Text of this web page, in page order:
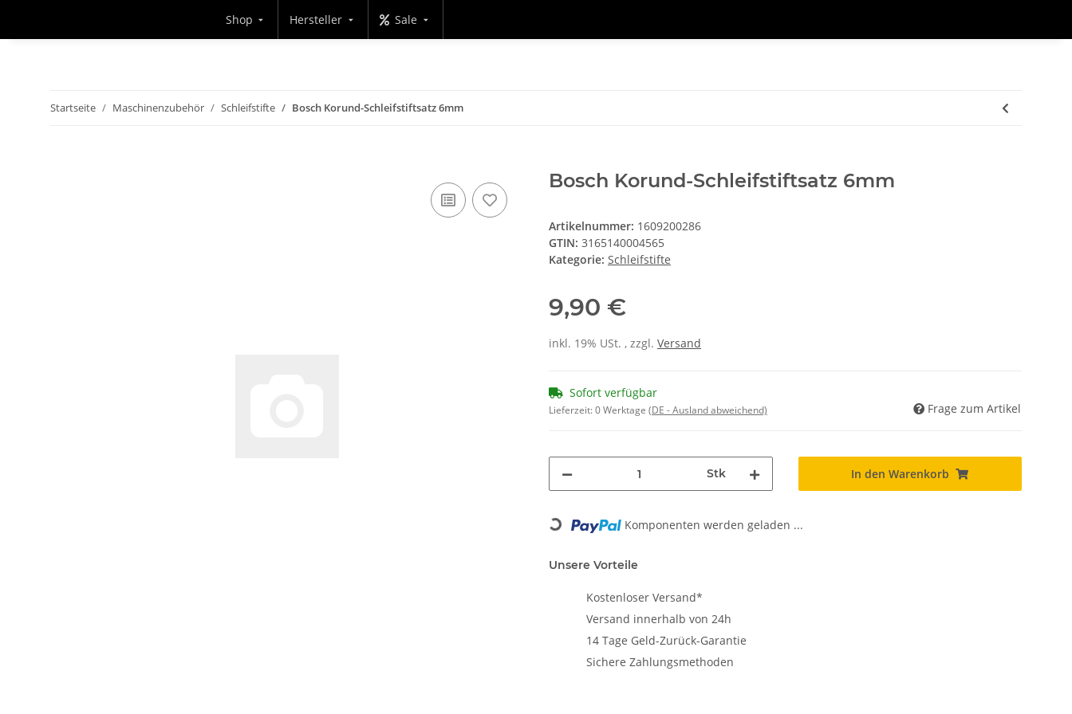
Shop Hersteller Sale
Startseite Maschinenzubehör Schleifstifte Bosch Korund-Schleifstiftsatz 6mm
Bosch Korund-Schleifstiftsatz 6mm
Artikelnummer: 1609200286
GTIN: 3165140004565
Kategorie: Schleifstifte
9,90 €
inkl. 19% USt. , zzgl. Versand
Sofort verfügbar
Lieferzeit:0 Werktage (DE - Ausland abweichend) Frage zum Artikel
Stk In den Warenkorb
Loading... Komponenten werden geladen ...
Unsere Vorteile
Kostenloser Versand*
Versand innerhalb von 24h
14 Tage Geld-Zurück-Garantie
Sichere Zahlungsmethoden